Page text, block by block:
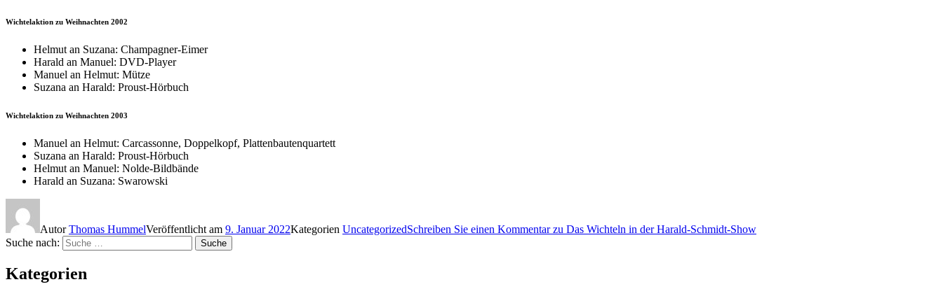
Wichtelaktion zu Weihnachten 2002
Helmut an Suzana: Champagner-Eimer
Harald an Manuel: DVD-Player
Manuel an Helmut: Mütze
Suzana an Harald: Proust-Hörbuch
Wichtelaktion zu Weihnachten 2003
Manuel an Helmut: Carcassonne, Doppelkopf, Plattenbautenquartett
Suzana an Harald: Proust-Hörbuch
Helmut an Manuel: Nolde-Bildbände
Harald an Suzana: Swarowski
AutorThomas HummelVeröffentlicht am 9. Januar 2022Kategorien UncategorizedSchreiben Sie einen Kommentarzu Das Wichteln in der Harald-Schmidt-Show
Suche nach:
Suche
Kategorien